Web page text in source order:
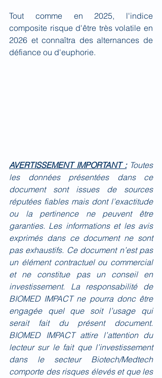
Tout comme en 2025, l'indice
composite risque d'être très volatile en
2026 et connaîtra des alternances de
défiance ou d'euphorie.
AVERTISSEMENT IMPORTANT : Toutes
les données présentées dans ce
document sont issues de sources
réputées fiables mais dont l’exactitude
ou la pertinence ne peuvent être
garanties. Les informations et les avis
exprimés dans ce document ne sont
pas exhaustifs. Ce document n’est pas
un élément contractuel ou commercial
et ne constitue pas un conseil en
investissement. La responsabilité de
BIOMED IMPACT ne pourra donc être
engagée quel que soit l’usage qui
serait fait du présent document.
BIOMED IMPACT attire l’attention du
lecteur sur le fait que l’investissement
dans le secteur Biotech/Medtech
comporte des risques élevés et que les